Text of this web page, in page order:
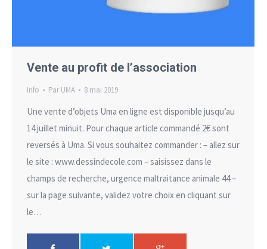
Vente au profit de l’association
Info Par UMA 8 mai 2019
Une vente d’objets Uma en ligne est disponible jusqu’au
14 juillet minuit. Pour chaque article commandé 2€ sont
reversés à Uma. Si vous souhaitez commander : – allez sur
le site : www.dessindecole.com – saisissez dans le
champs de recherche, urgence maltraitance animale 44 –
sur la page suivante, validez votre choix en cliquant sur
le…